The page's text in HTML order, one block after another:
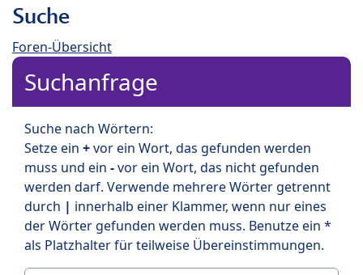
Suche
Foren-Übersicht
Suchanfrage
Suche nach Wörtern:
Setze ein +vor ein Wort, das gefunden werden
muss und ein -vor ein Wort, das nicht gefunden
werden darf. Verwende mehrere Wörter getrennt
durch | innerhalb einer Klammer, wenn nur eines
der Wörter gefunden werden muss. Benutze ein *
als Platzhalter für teilweise Übereinstimmungen.